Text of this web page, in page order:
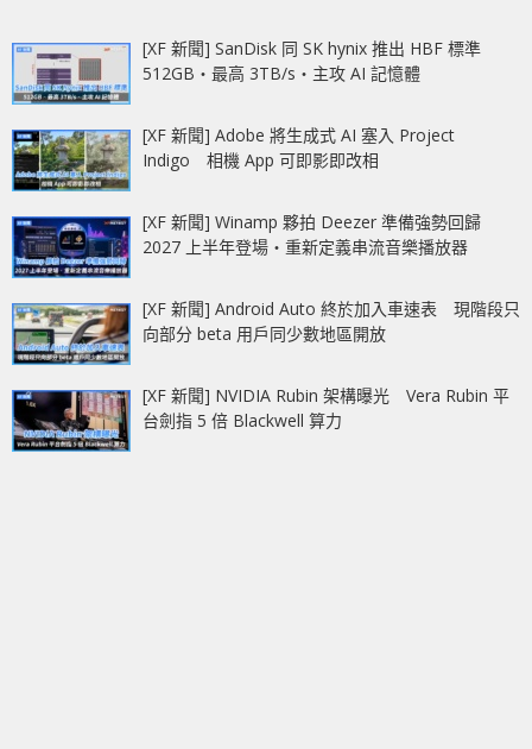
[XF 新聞] SanDisk 同 SK hynix 推出 HBF 標準
512GB‧最高 3TB/s‧主攻 AI 記憶體
[XF 新聞] Adobe 將生成式 AI 塞入 Project
Indigo 相機 App 可即影即改相
[XF 新聞] Winamp 夥拍 Deezer 準備強勢回歸
2027 上半年登場‧重新定義串流音樂播放器
[XF 新聞] Android Auto 終於加入車速表 現階段只
向部分 beta 用戶同少數地區開放
[XF 新聞] NVIDIA Rubin 架構曝光 Vera Rubin 平
台劍指 5 倍 Blackwell 算力